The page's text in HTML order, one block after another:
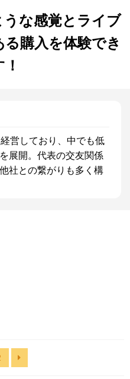
な感覚と ライブ
購入を体験でき
営しており、中でも低
展開。代表の交友関係
社との繋がりも多く構